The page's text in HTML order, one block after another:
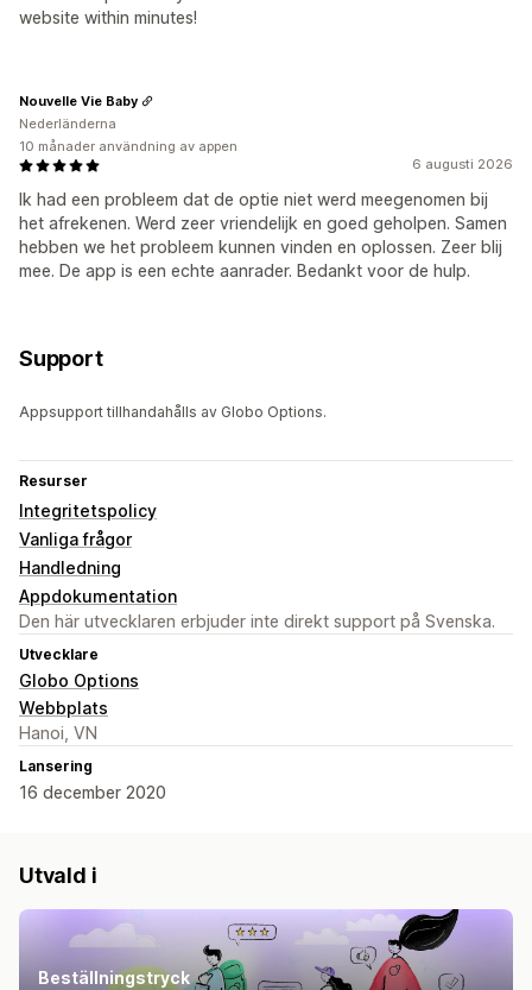
website within minutes!
6 augusti 2026
Ik had een probleem dat de optie niet werd meegenomen bij
het afrekenen. Werd zeer vriendelijk en goed geholpen. Samen
hebben we het probleem kunnen vinden en oplossen. Zeer blij
mee. De app is een echte aanrader. Bedankt voor de hulp.
Nouvelle Vie Baby
Nederländerna
10 månader användning av appen
Support
Appsupport tillhandahålls av Globo Options.
Resurser
Integritetspolicy
Vanliga frågor
Handledning
Appdokumentation
Den här utvecklaren erbjuder inte direkt support på Svenska.
Utvecklare
Globo Options
Webbplats
Hanoi, VN
Lansering
16 december 2020
Utvald i
Beställningstryck